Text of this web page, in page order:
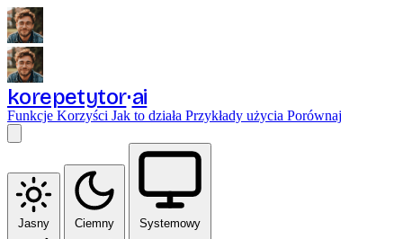
korepetytor ai
Funkcje Korzyści Jak to działa Przykłady użycia Porównaj
Jasny Ciemny Systemowy